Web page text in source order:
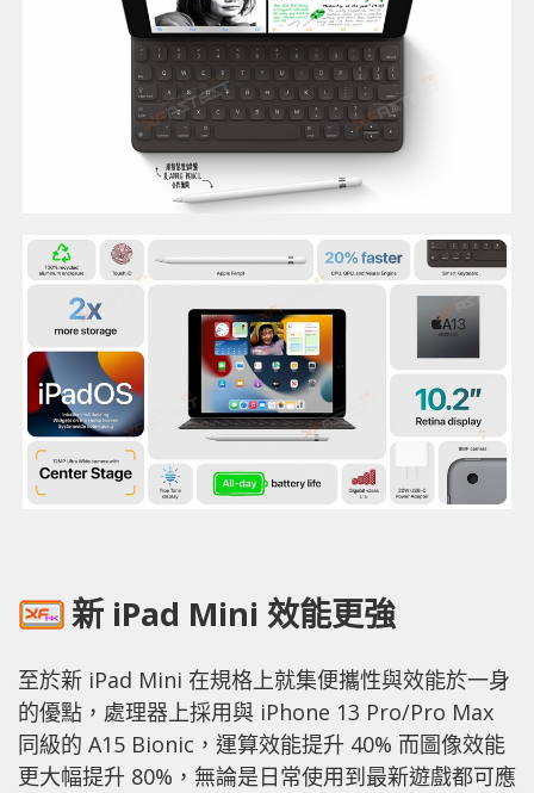
新 iPad Mini 效能更強
至於新 iPad Mini 在規格上就集便攜性與效能於一身
的優點，處理器上採用與 iPhone 13 Pro/Pro Max
同級的 A15 Bionic，運算效能提升 40% 而圖像效能
更大幅提升 80%，無論是日常使用到最新遊戲都可應